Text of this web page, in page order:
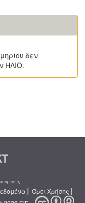
δεν
ΗΛΙΟ.
| Όροι Χρήσης |